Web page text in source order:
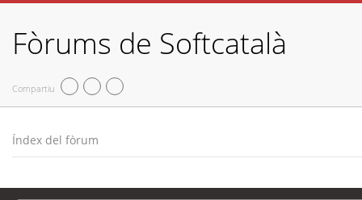
Fòrums de Softcatalà
Compartiu
Índex del fòrum